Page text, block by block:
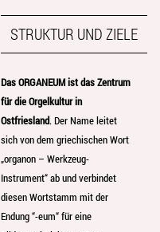
STRUKTUR UND ZIELE
Das ORGANEUM ist das Zentrum
für die Orgelkultur in
Ostfriesland. Der Name leitet
sich von dem griechischen Wort
„organon – Werkzeug-
Instrument“ ab und verbindet
diesen Wortstamm mit der
Endung “-eum“ für eine